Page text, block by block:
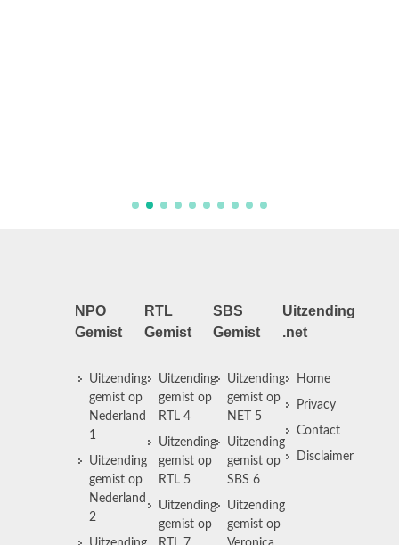
NPO
Gemist
Uitzending
gemist op
Nederland
1
Uitzending
gemist op
Nederland
2
RTL
Gemist
Uitzending
gemist op
RTL 4
Uitzending
gemist op
RTL 5
Uitzending
gemist op
SBS
Gemist
Uitzending
gemist op
NET 5
Uitzending
gemist op
SBS 6
Uitzending
gemist op
Uitzending
.net
Home
Privacy
Contact
Disclaimer